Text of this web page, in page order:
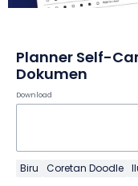
Planner Self-
Dokumen
Download
Biru Coretan Doodle